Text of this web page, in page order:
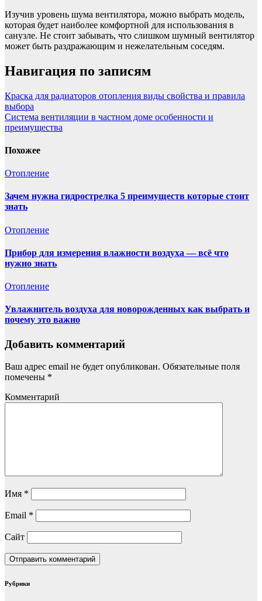
Изучив уровень шума вентилятора, можно выбрать модель,
которая будет наиболее комфортной для использования в
санузле. Не стоит забывать, что слишком шумный вентилятор
может быть раздражающим и нежелательным соседям.
Навигация по записям
Краска для радиаторов отопления виды свойства и правила
выбора
Система вентиляции в частном доме особенности и
преимущества
Похожее
Отопление
Зачем нужна гидрострелка 5 преимуществ которые стоит
знать
Отопление
Прибор для измерения влажности воздуха — всё что
нужно знать
Отопление
Увлажнитель воздуха для новорожденных как выбрать и
почему это важно
Добавить комментарий
Ваш адрес email не будет опубликован. Обязательные поля
помечены *
Комментарий
Имя *
Email *
Сайт
Рубрики